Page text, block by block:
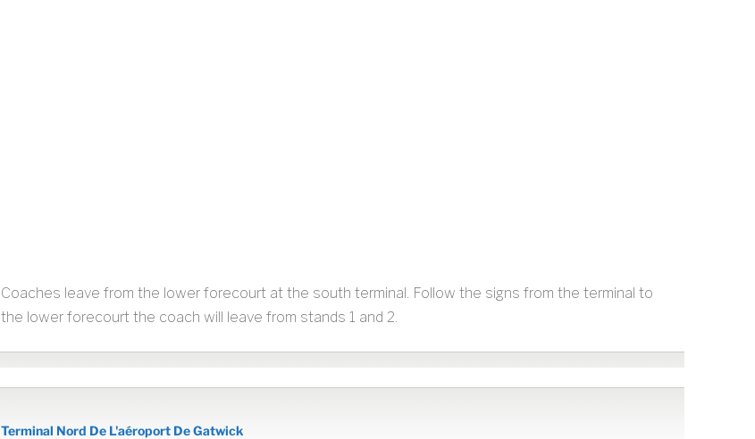
Coaches leave from the lower forecourt at the south terminal. Follow the signs from the terminal to
the lower forecourt the coach will leave from stands 1 and 2.
Terminal Nord De L'aéroport De Gatwick